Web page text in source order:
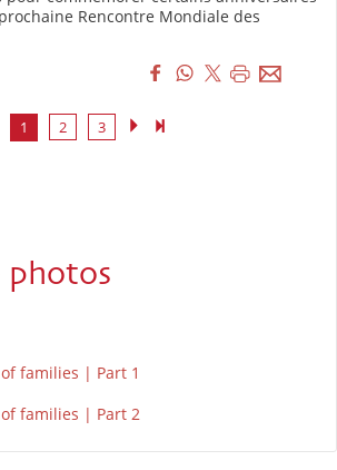
Rencontre Mondiale des
1 2 3
photos